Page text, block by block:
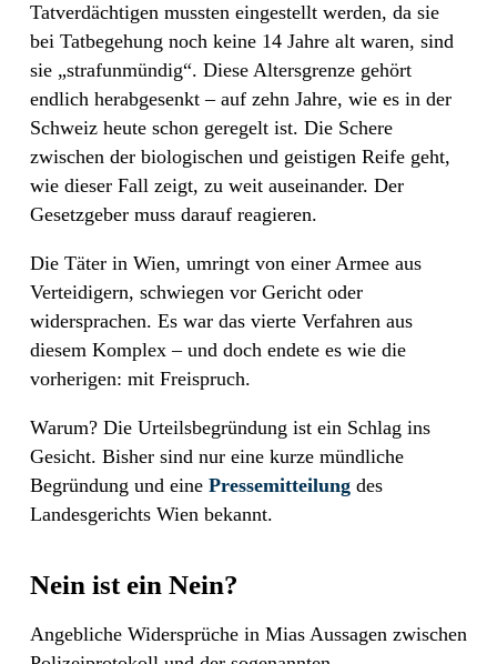
Tatverdächtigen mussten eingestellt werden, da sie
bei Tatbegehung noch keine 14 Jahre alt waren, sind
sie „strafunmündig“. Diese Altersgrenze gehört
endlich herabgesenkt – auf zehn Jahre, wie es in der
Schweiz heute schon geregelt ist. Die Schere
zwischen der biologischen und geistigen Reife geht,
wie dieser Fall zeigt, zu weit auseinander. Der
Gesetzgeber muss darauf reagieren.
Die Täter in Wien, umringt von einer Armee aus
Verteidigern, schwiegen vor Gericht oder
widersprachen. Es war das vierte Verfahren aus
diesem Komplex – und doch endete es wie die
vorherigen: mit Freispruch.
Warum? Die Urteilsbegründung ist ein Schlag ins
Gesicht. Bisher sind nur eine kurze mündliche
Begründung und eine Pressemitteilung des
Landesgerichts Wien bekannt.
Nein ist ein Nein?
Angebliche Widersprüche in Mias Aussagen zwischen